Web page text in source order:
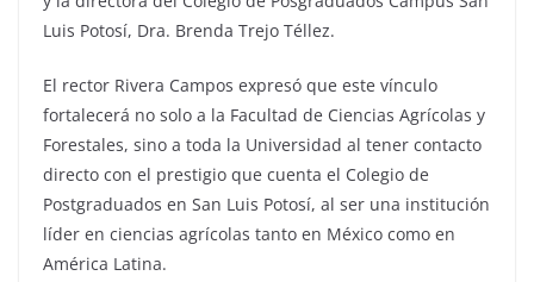
Luis Potosí, Dra. Brenda Trejo Téllez.
El rector Rivera Campos expresó que este vínculo
fortalecerá no solo a la Facultad de Ciencias Agrícolas y
Forestales, sino a toda la Universidad al tener contacto
directo con el prestigio que cuenta el Colegio de
Postgraduados en San Luis Potosí, al ser una institución
líder en ciencias agrícolas tanto en México como en
América Latina.